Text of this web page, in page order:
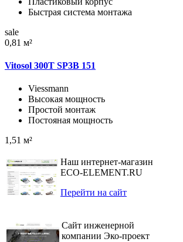
Быстрая система монтажа
sale
0,81 м²
Vitosol 300T SP3B 151
Viessmann
Высокая мощность
Простой монтаж
Постояная мощность
1,51 м²
Наш интернет-магазин
ECO-ELEMENT.RU
Перейти на сайт
Сайт инженерной
компании Эко-проект